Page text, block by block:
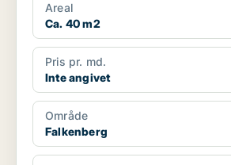
Areal
Ca. 40 m2
Pris pr. md.
Inte angivet
Område
Falkenberg